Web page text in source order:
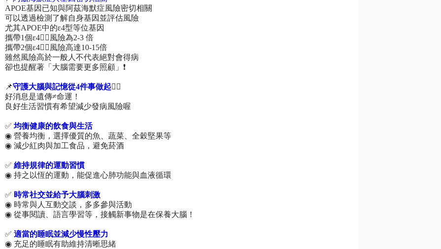
APOE基因已知與阿茲海默症風險密切相關
可以透過檢測了解自身基因並評估風險
尤其APOE中的ε4型等位基因
攜帶1個ε4👉🏻風險為2-3 倍
攜帶2個ε4👉🏻風險高達10-15倍
雖然風險高於一般人不代表絕對會得病
卻也提醒著「大腦需要更多照顧」❗
📌守護大腦與記憶從4件事做起🖐🏻
好消息是遺傳≠命運！
良好生活習慣有希望減少發病風險喔
✅均衡健康的飲食與生活
◉ 營養均衡，選擇優質的魚、蔬菜、全穀堅果等
◉ 減少紅肉與加工食品，避免菸酒
✅ 維持規律的運動習慣
◉ 持之以恆的運動，能促進心肺功能與血液循環
✅ 時常社交並給予大腦刺激
◉ 時常與人互動交談，多多參與活動
◉ 從事閱讀、語言學習等，接觸新事物是在保養大腦！
✅適當的睡眠並減少慢性壓力
◉ 充足的睡眠有助維持清晰思緒